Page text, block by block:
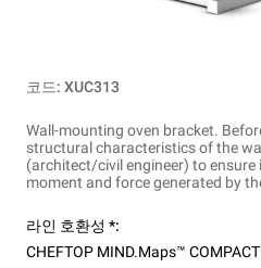
코드: XUC313
Wall-mounting oven bracket.
structural characteristics of the
(architect/civil engineer) to
moment and force generated by
라인 호환성 *:
CHEFTOP MIND.Maps™ COMPACT